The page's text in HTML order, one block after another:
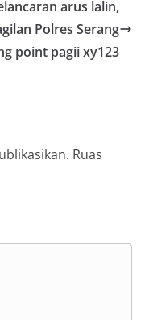
arus lalin,
Polres Serang
point pagii xy123
Ruas